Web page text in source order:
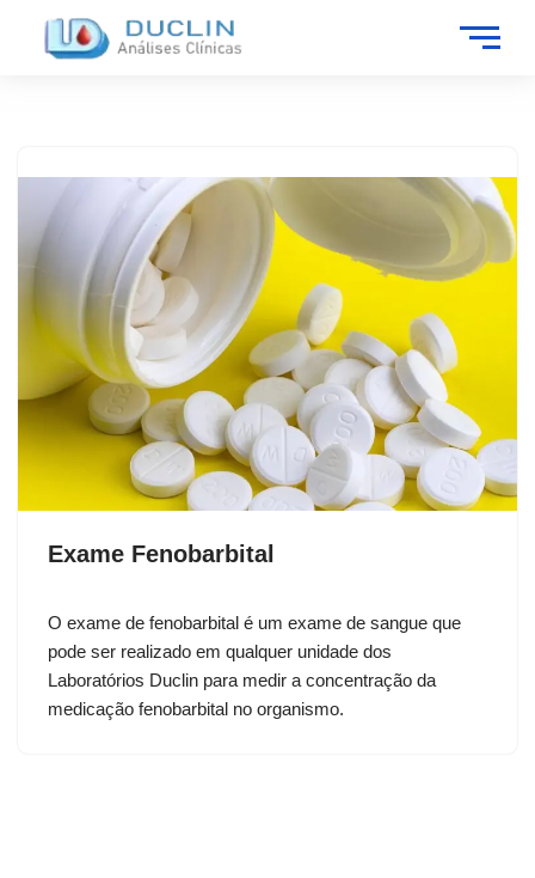
Exame Fenobarbital
O exame de fenobarbital é um exame de sangue que
pode ser realizado em qualquer unidade dos
Laboratórios Duclin para medir a concentração da
medicação fenobarbital no organismo.